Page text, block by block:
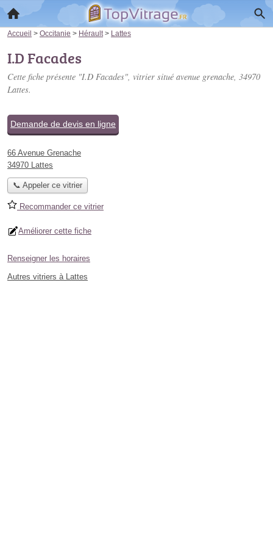
Accueil > Occitanie > Hérault > Lattes
I.D Facades
Cette fiche présente "I.D Facades", vitrier situé avenue grenache, 34970
Lattes.
Demande de devis en ligne
66 Avenue Grenache
34970 Lattes
📞 Appeler ce vitrier
Recommander ce vitrier
Améliorer cette fiche
Renseigner les horaires
Autres vitriers à Lattes